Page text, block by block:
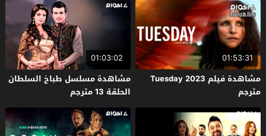
01:53:31
مشاهدة فيلم Tuesday 2023
مترجم
01:03:02
مشاهدة مسلسل طباخ السلطان
الحلقة 13 مترجم